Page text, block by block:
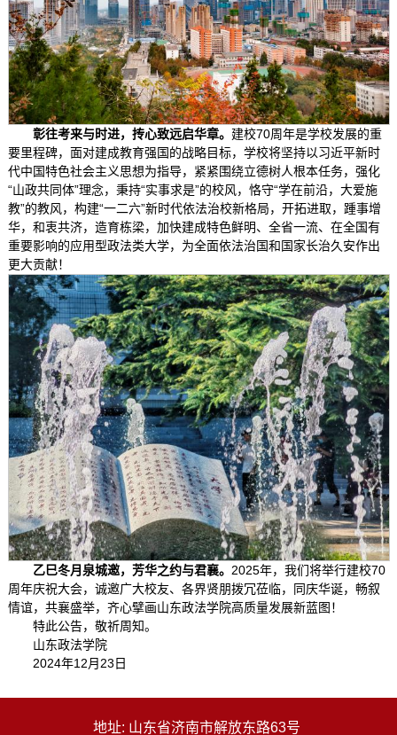
彰往考来与时进，抟心致远启华章。 建校70周年是学校发展的重
要里程碑，面对建成教育强国的战略目标，学校将坚持以习近平新时
代中国特色社会主义思想为指导，紧紧围绕立德树人根本任务，强化
“山政共同体”理念，秉持“实事求是”的校风，恪守“学在前沿，大爱施
教”的教风，构建“一二六”新时代依法治校新格局，开拓进取，踵事增
华，和衷共济，造育栋梁，加快建成特色鲜明、全省一流、在全国有
重要影响的应用型政法类大学，为全面依法治国和国家长治久安作出
更大贡献！
乙巳冬月泉城邀，芳华之约与君襄。 2025年，我们将举行建校70
周年庆祝大会，诚邀广大校友、各界贤朋拨冗莅临，同庆华诞，畅叙
情谊，共襄盛举，齐心擘画山东政法学院高质量发展新蓝图！
特此公告，敬祈周知。
山东政法学院
2024年12月23日
地址: 山东省济南市解放东路63号